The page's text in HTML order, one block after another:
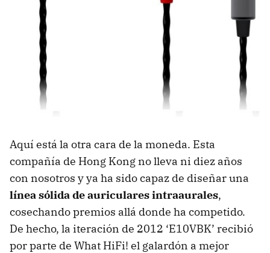
Aquí está la otra cara de la moneda. Esta
compañía de Hong Kong no lleva ni diez años
con nosotros y ya ha sido capaz de diseñar una
línea sólida de auriculares intraaurales,
cosechando premios allá donde ha competido.
De hecho, la iteración de 2012 ‘E10VBK’ recibió
por parte de What HiFi! el galardón a mejor